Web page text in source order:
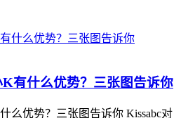
有什么优势？三张图告诉你
么优势？三张图告诉你 Kissabc对